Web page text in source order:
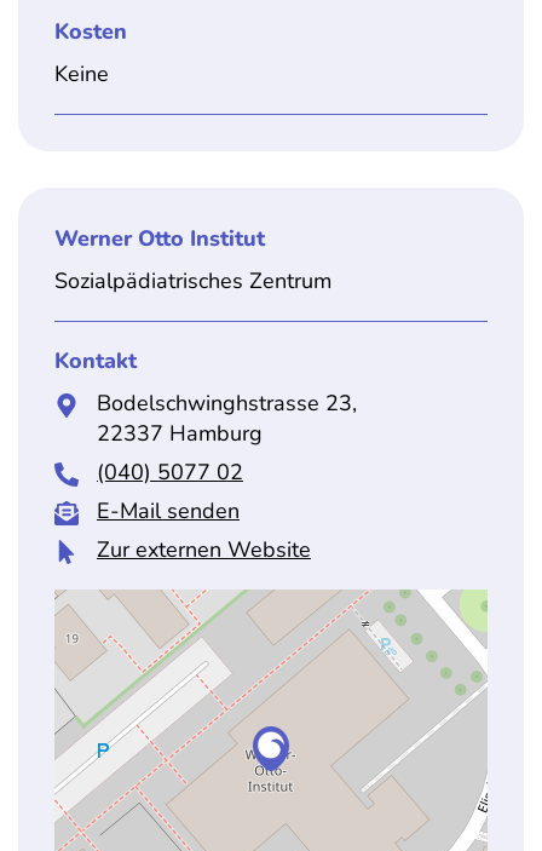
Kosten
Keine
Werner Otto Institut
Sozialpädiatrisches Zentrum
Kontakt
Bodelschwinghstrasse 23,
22337 Hamburg
(040) 5077 02
E-Mail senden
Zur externen Website